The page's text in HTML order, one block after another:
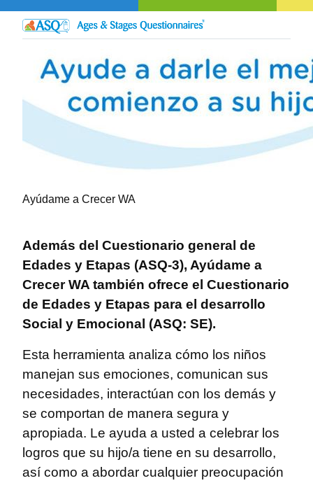
Ayúdame a Crecer WA
Además del Cuestionario general de
Edades y Etapas (ASQ-3), Ayúdame a
Crecer WA también ofrece el Cuestionario
de Edades y Etapas para el desarrollo
Social y Emocional (ASQ: SE).
Esta herramienta analiza cómo los niños
manejan sus emociones, comunican sus
necesidades, interactúan con los demás y
se comportan de manera segura y
apropiada. Le ayuda a usted a celebrar los
logros que su hijo/a tiene en su desarrollo,
así como a abordar cualquier preocupación